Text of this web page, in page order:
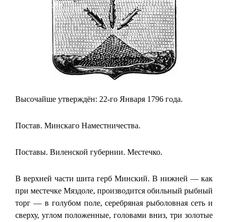
Высочайше утверждён: 22-го Января 1796 года.
Постав. Минскаго Наместничества.
Поставы. Виленской губернии. Местечко.
В верхней части шита герб Минский. В нижней — как
при местечке Мяздоле, производится обильный рыбный
торг — в голубом поле, серебряная рыболовная сеть и
сверху, углом положенные, головами вниз, три золотые